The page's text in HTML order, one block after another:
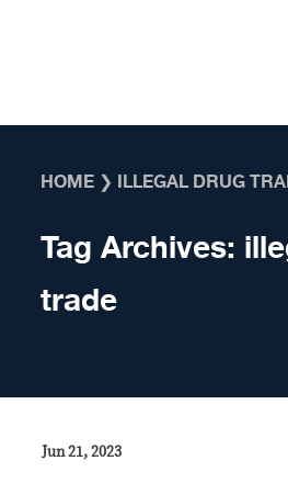
HOME ❯ ILLEGAL DRUG
Tag Archives:
trade
Jun 21, 2023